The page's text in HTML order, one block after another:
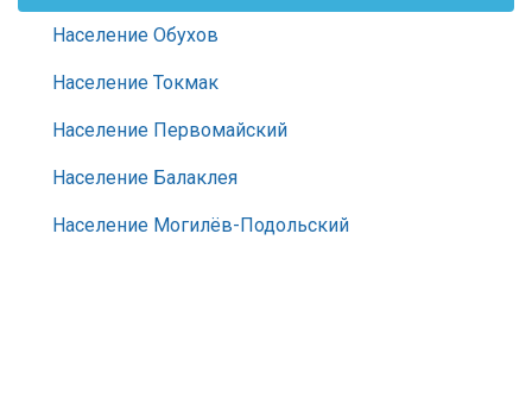
Население Обухов
Население Токмак
Население Первомайский
Население Балаклея
Население Могилёв-Подольский